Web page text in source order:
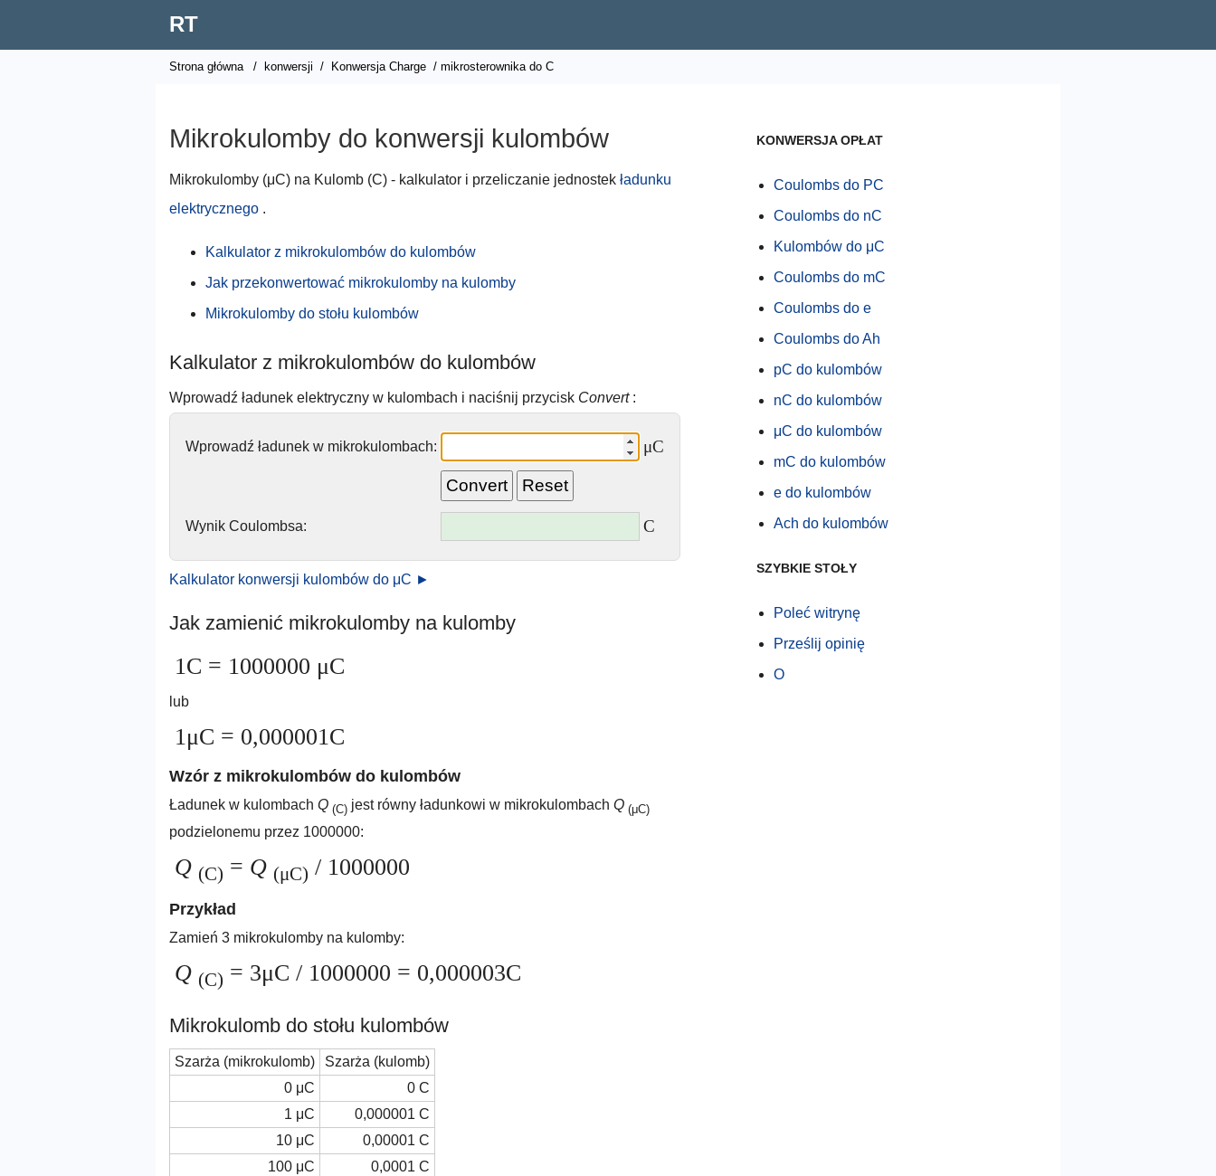
RT
Strona główna / konwersji / Konwersja Charge / mikrosterownika do C
Mikrokulomby do konwersji kulombów
Mikrokulomby (μC) na Kulomb (C) - kalkulator i przeliczanie jednostek ładunku
elektrycznego .
Kalkulator z mikrokulombów do kulombów
Jak przekonwertować mikrokulomby na kulomby
Mikrokulomby do stołu kulombów
Kalkulator z mikrokulombów do kulombów
Wprowadź ładunek elektryczny w kulombach i naciśnij przycisk Convert:
Wprowadź ładunek w mikrokulombach: μC
Wynik Coulombsa: C
Kalkulator konwersji kulombów do μC ►
Jak zamienić mikrokulomby na kulomby
1C = 1000000 μC
lub
1μC = 0,000001C
Wzór z mikrokulombów do kulombów
Ładunek w kulombach Q (C) jest równy ładunkowi w mikrokulombach Q (μC)
podzielonemu przez 1000000:
Q (C) = Q (μC) / 1000000
Przykład
Zamień 3 mikrokulomby na kulomby:
Q (C) = 3μC / 1000000 = 0,000003C
Mikrokulomb do stołu kulombów
Szarża (mikrokulomb)
Szarża (kulomb)
0 μC
0 C
1 μC
0,000001 C
10 μC
0,00001 C
100 μC
0,0001 C
KONWERSJA OPŁAT
Coulombs do PC
Coulombs do nC
Kulombów do μC
Coulombs do mC
Coulombs do e
Coulombs do Ah
pC do kulombów
nC do kulombów
μC do kulombów
mC do kulombów
e do kulombów
Ach do kulombów
SZYBKIE STOŁY
Poleć witrynę
Prześlij opinię
O